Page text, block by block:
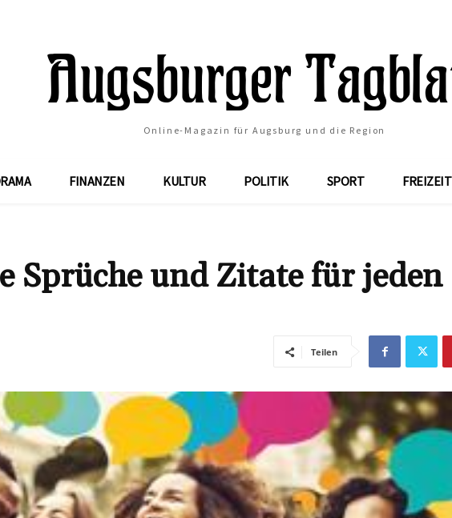
Online-Magazin für Augsburg und die Region
FINANZEN KULTUR POLITIK SPORT FREIZEIT
Sprüche und Zitate für jeden
Teilen